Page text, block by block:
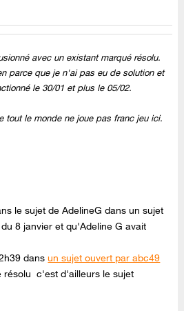
avec un existant marqué résolu.
parce que je n'ai pas eu de solution et
le 30/01 et plus le 05/02.
tout le monde ne joue pas franc jeu ici.
le sujet de AdelineG dans un sujet
8 janvier et qu'Adeline G avait
dansun sujet ouvert par abc49
résolu c'est d'ailleurs le sujet